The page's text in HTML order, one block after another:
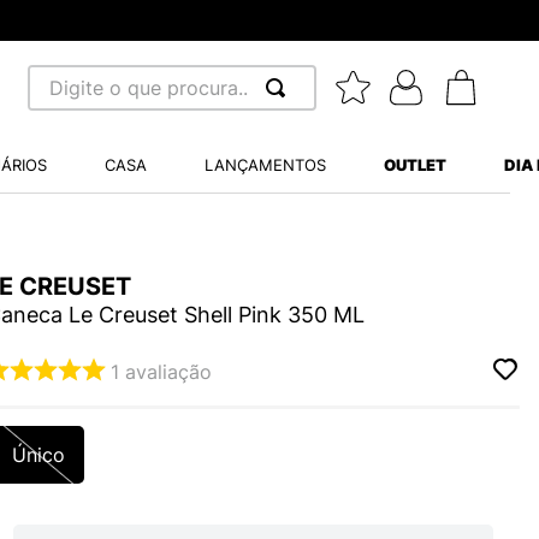
Digite o que procura...
CASA LANÇAMENTOS OUTLET DIA
CREUSET
Le Creuset Shell Pink 350 ML
1 avaliação
Único
BALANCE 530
WHITE
VANS ULTRARANGE